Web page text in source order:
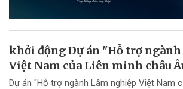
khởi động Dự án "Hỗ trợ
Việt Nam của Liên minh châu
Dự án "Hỗ trợ ngành Lâm nghiệp Việt Nam